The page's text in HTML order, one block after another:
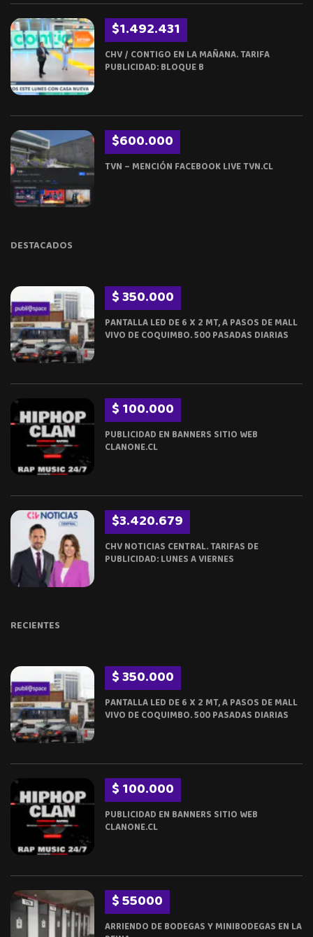
$1.492.431
CHV / CONTIGO EN LA MAÑANA. TARIFA
PUBLICIDAD: BLOQUE B
$600.000
TVN – MENCIÓN FACEBOOK LIVE TVN.CL
DESTACADOS
$ 350.000
PANTALLA LED DE 6 X 2 MT, A PASOS DE MALL
VIVO DE COQUIMBO. 500 PASADAS DIARIAS
$ 100.000
PUBLICIDAD EN BANNERS SITIO WEB
CLANONE.CL
$3.420.679
CHV NOTICIAS CENTRAL. TARIFAS DE
PUBLICIDAD: LUNES A VIERNES
RECIENTES
$ 350.000
PANTALLA LED DE 6 X 2 MT, A PASOS DE MALL
VIVO DE COQUIMBO. 500 PASADAS DIARIAS
$ 100.000
PUBLICIDAD EN BANNERS SITIO WEB
CLANONE.CL
$ 55000
ARRIENDO DE BODEGAS Y MINIBODEGAS EN LA